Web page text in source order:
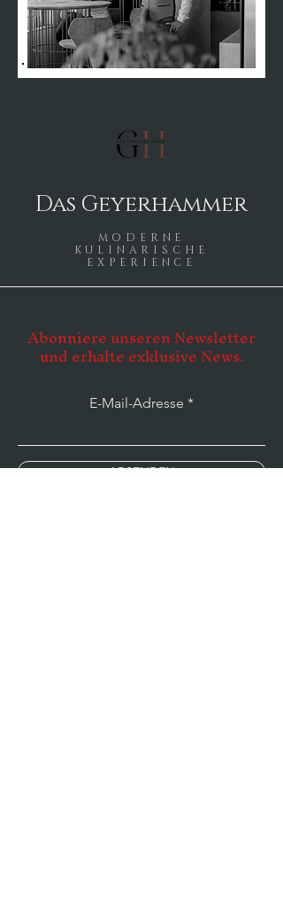
Das Geyerhammer
MODERNE
KULINARISCHE
EXPERIENCE
Abonniere unseren Newsletter
und erhalte exklusive News.
E-Mail-Adresse
ABSENDEN